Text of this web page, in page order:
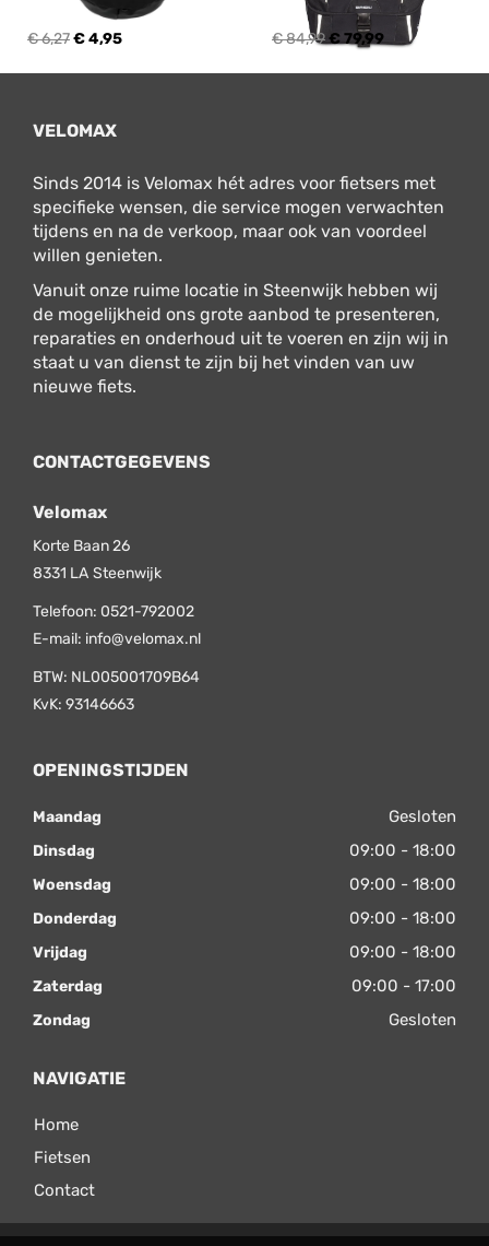
€ 6,27€ 4,95 € 84,99€ 79,99
VELOMAX
Sinds 2014 is Velomax hét adres voor fietsers met
specifieke wensen, die service mogen verwachten
tijdens en na de verkoop, maar ook van voordeel
willen genieten.
Vanuit onze ruime locatie in Steenwijk hebben wij
de mogelijkheid ons grote aanbod te presenteren,
reparaties en onderhoud uit te voeren en zijn wij in
staat u van dienst te zijn bij het vinden van uw
nieuwe fiets.
CONTACTGEGEVENS
Velomax
Korte Baan 26
8331 LA Steenwijk
Telefoon: 0521-792002
E-mail: info@velomax.nl
BTW: NL005001709B64
KvK: 93146663
OPENINGSTIJDEN
Maandag Gesloten
Dinsdag 09:00 - 18:00
Woensdag 09:00 - 18:00
Donderdag 09:00 - 18:00
Vrijdag 09:00 - 18:00
Zaterdag 09:00 - 17:00
Zondag Gesloten
NAVIGATIE
Home
Fietsen
Contact